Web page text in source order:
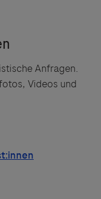
Anfragen.
Videos und